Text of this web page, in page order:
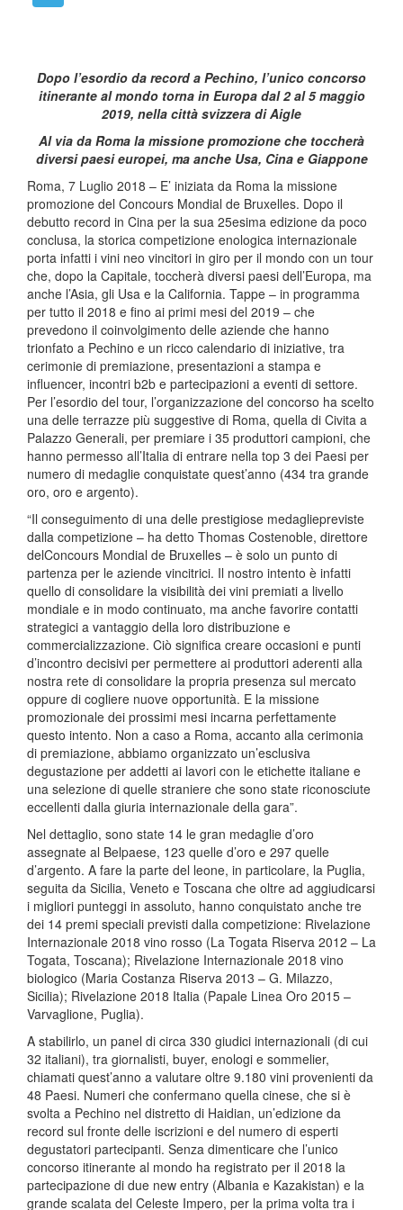
Dopo l’esordio da record a Pechino, l’unico concorso
itinerante al mondo torna in Europa dal 2 al 5 maggio
2019, nella città svizzera di Aigle
Al via da Roma la missione promozione che toccherà
diversi paesi europei, ma anche Usa, Cina e Giappone
Roma, 7 Luglio 2018 – E’ iniziata da Roma la missione
promozione del Concours Mondial de Bruxelles. Dopo il
debutto record in Cina per la sua 25esima edizione da poco
conclusa, la storica competizione enologica internazionale
porta infatti i vini neo vincitori in giro per il mondo con un tour
che, dopo la Capitale, toccherà diversi paesi dell’Europa, ma
anche l’Asia, gli Usa e la California. Tappe – in programma
per tutto il 2018 e fino ai primi mesi del 2019 – che
prevedono il coinvolgimento delle aziende che hanno
trionfato a Pechino e un ricco calendario di iniziative, tra
cerimonie di premiazione, presentazioni a stampa e
influencer, incontri b2b e partecipazioni a eventi di settore.
Per l’esordio del tour, l’organizzazione del concorso ha scelto
una delle terrazze più suggestive di Roma, quella di Civita a
Palazzo Generali, per premiare i 35 produttori campioni, che
hanno permesso all’Italia di entrare nella top 3 dei Paesi per
numero di medaglie conquistate quest’anno (434 tra grande
oro, oro e argento).
“Il conseguimento di una delle prestigiose medagliepreviste
dalla competizione – ha detto Thomas Costenoble, direttore
delConcours Mondial de Bruxelles – è solo un punto di
partenza per le aziende vincitrici. Il nostro intento è infatti
quello di consolidare la visibilità dei vini premiati a livello
mondiale e in modo continuato, ma anche favorire contatti
strategici a vantaggio della loro distribuzione e
commercializzazione. Ciò significa creare occasioni e punti
d’incontro decisivi per permettere ai produttori aderenti alla
nostra rete di consolidare la propria presenza sul mercato
oppure di cogliere nuove opportunità. E la missione
promozionale dei prossimi mesi incarna perfettamente
questo intento. Non a caso a Roma, accanto alla cerimonia
di premiazione, abbiamo organizzato un’esclusiva
degustazione per addetti ai lavori con le etichette italiane e
una selezione di quelle straniere che sono state riconosciute
eccellenti dalla giuria internazionale della gara”.
Nel dettaglio, sono state 14 le gran medaglie d’oro
assegnate al Belpaese, 123 quelle d’oro e 297 quelle
d’argento. A fare la parte del leone, in particolare, la Puglia,
seguita da Sicilia, Veneto e Toscana che oltre ad aggiudicarsi
i migliori punteggi in assoluto, hanno conquistato anche tre
dei 14 premi speciali previsti dalla competizione: Rivelazione
Internazionale 2018 vino rosso (La Togata Riserva 2012 – La
Togata, Toscana); Rivelazione Internazionale 2018 vino
biologico (Maria Costanza Riserva 2013 – G. Milazzo,
Sicilia); Rivelazione 2018 Italia (Papale Linea Oro 2015 –
Varvaglione, Puglia).
A stabilirlo, un panel di circa 330 giudici internazionali (di cui
32 italiani), tra giornalisti, buyer, enologi e sommelier,
chiamati quest’anno a valutare oltre 9.180 vini provenienti da
48 Paesi. Numeri che confermano quella cinese, che si è
svolta a Pechino nel distretto di Haidian, un’edizione da
record sul fronte delle iscrizioni e del numero di esperti
degustatori partecipanti. Senza dimenticare che l’unico
concorso itinerante al mondo ha registrato per il 2018 la
partecipazione di due new entry (Albania e Kazakistan) e la
grande scalata del Celeste Impero, per la prima volta tra i